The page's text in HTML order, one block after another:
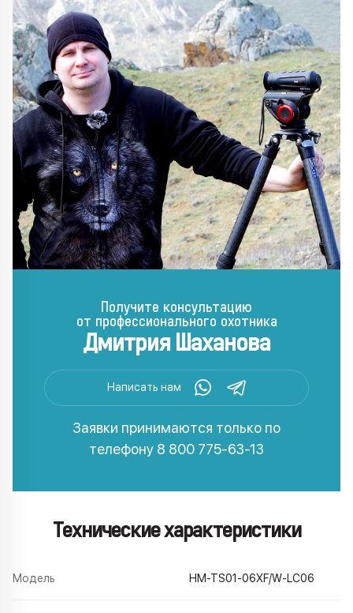
Получите консультацию
от профессионального охотника
Дмитрия Шаханова
Написать нам
Заявки принимаются только по
телефону 8 800 775-63-13
Технические характеристики
Модель HM-TS01-06XF/W-LC06